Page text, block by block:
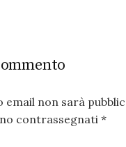
non sarà
contrassegnati*